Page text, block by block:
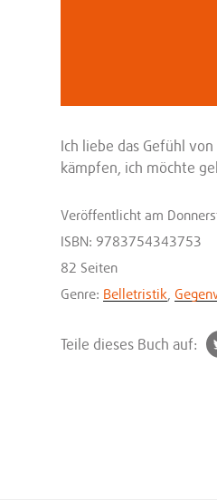
Ich liebe das Gefühl
kämpfen, ich möchte
Veröffentlicht am
ISBN: 9783754343753
82 Seiten
Genre: Belletristik ,
Teile dieses Buch auf: